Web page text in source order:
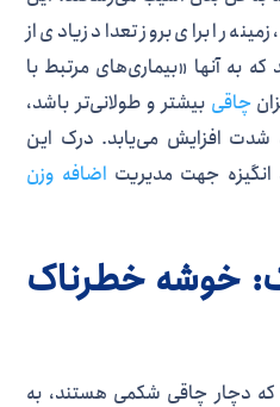
را برای بروز تعداد زیادی از
به آنها «بیماری‌های مرتبط با
چاقی بیشتر و طولانی‌تر باشد،
شدت افزایش می‌یابد. درک این
انگیزه جهت مدیریت اضافه وزن
خوشه خطرناک
دچار چاقی شکمی هستند، به